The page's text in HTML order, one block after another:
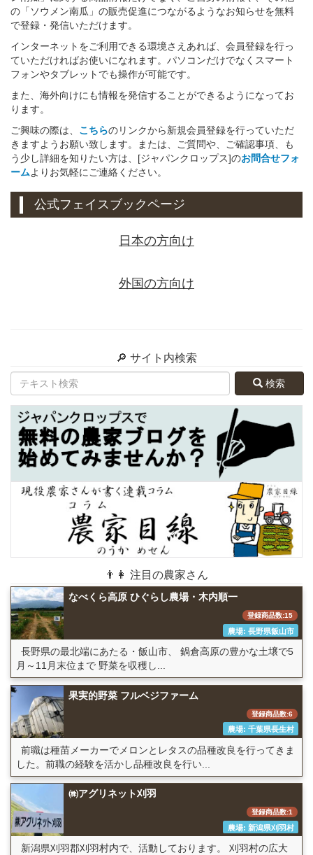
の「ソウメン南瓜」の販売促進につながるようなお知らせを無料
で登録・発信いただけます。
インターネットをご利用できる環境さえあれば、会員登録を行っ
ていただければお使いになれます。パソコンだけでなくスマート
フォンやタブレットでも操作が可能です。
また、海外向けにも情報を発信することができるようになってお
ります。
ご興味の際は、 こちらのリンクから新規会員登録を行っていただ
きますようお願い致します。または、ご質問や、ご確認事項、も
う少し詳細を知りたい方は、[ジャパンクロップス]のお問合せフォ
ームよりお気軽にご連絡ください。
公式フェイスブックページ
日本の方向け
外国の方向け
🔎 サイト内検索
検索
👨👩 注目の農家さん
なべくら高原 ひぐらし農場・木内順一
登録商品数:15
農場: 長野県飯山市
長野県の最北端にあたる・飯山市、 鍋倉高原の豊かな土壌で5
月～11月末位まで 野菜を収穫し...
果実的野菜 フルベジファーム
登録商品数:6
農場: 千葉県長生村
前職は種苗メーカーでメロンとレタスの品種改良を行ってきま
した。前職の経験を活かし品種改良を行い...
㈱アグリネット刈羽
登録商品数:1
農場: 新潟県刈羽村
新潟県刈羽郡刈羽村内で、活動しております。 刈羽村の広大